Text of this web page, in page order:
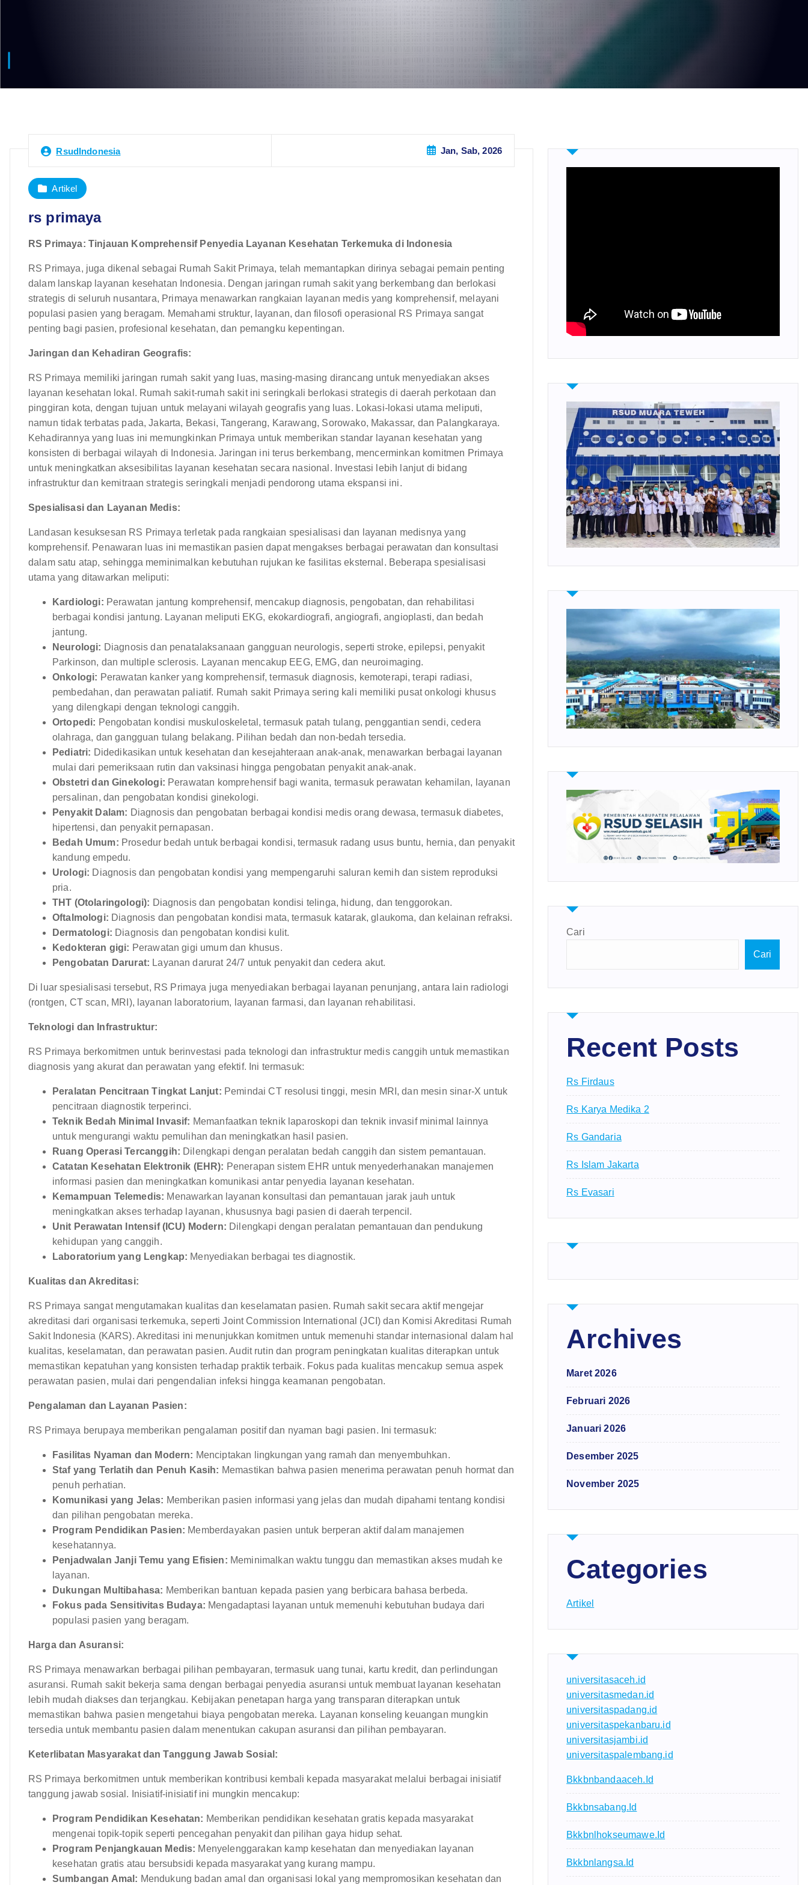
RsudIndonesia Jan, Sab, 2026
Artikel
rs primaya
RS Primaya: Tinjauan Komprehensif Penyedia Layanan Kesehatan Terkemuka di Indonesia
RS Primaya, juga dikenal sebagai Rumah Sakit Primaya, telah memantapkan dirinya sebagai pemain penting
dalam lanskap layanan kesehatan Indonesia. Dengan jaringan rumah sakit yang berkembang dan berlokasi
strategis di seluruh nusantara, Primaya menawarkan rangkaian layanan medis yang komprehensif, melayani
populasi pasien yang beragam. Memahami struktur, layanan, dan filosofi operasional RS Primaya sangat
penting bagi pasien, profesional kesehatan, dan pemangku kepentingan.
Jaringan dan Kehadiran Geografis:
RS Primaya memiliki jaringan rumah sakit yang luas, masing-masing dirancang untuk menyediakan akses
layanan kesehatan lokal. Rumah sakit-rumah sakit ini seringkali berlokasi strategis di daerah perkotaan dan
pinggiran kota, dengan tujuan untuk melayani wilayah geografis yang luas. Lokasi-lokasi utama meliputi,
namun tidak terbatas pada, Jakarta, Bekasi, Tangerang, Karawang, Sorowako, Makassar, dan Palangkaraya.
Kehadirannya yang luas ini memungkinkan Primaya untuk memberikan standar layanan kesehatan yang
konsisten di berbagai wilayah di Indonesia. Jaringan ini terus berkembang, mencerminkan komitmen Primaya
untuk meningkatkan aksesibilitas layanan kesehatan secara nasional. Investasi lebih lanjut di bidang
infrastruktur dan kemitraan strategis seringkali menjadi pendorong utama ekspansi ini.
Spesialisasi dan Layanan Medis:
Landasan kesuksesan RS Primaya terletak pada rangkaian spesialisasi dan layanan medisnya yang
komprehensif. Penawaran luas ini memastikan pasien dapat mengakses berbagai perawatan dan konsultasi
dalam satu atap, sehingga meminimalkan kebutuhan rujukan ke fasilitas eksternal. Beberapa spesialisasi
utama yang ditawarkan meliputi:
Kardiologi: Perawatan jantung komprehensif, mencakup diagnosis, pengobatan, dan rehabilitasi
berbagai kondisi jantung. Layanan meliputi EKG, ekokardiografi, angiografi, angioplasti, dan bedah
jantung.
Neurologi: Diagnosis dan penatalaksanaan gangguan neurologis, seperti stroke, epilepsi, penyakit
Parkinson, dan multiple sclerosis. Layanan mencakup EEG, EMG, dan neuroimaging.
Onkologi: Perawatan kanker yang komprehensif, termasuk diagnosis, kemoterapi, terapi radiasi,
pembedahan, dan perawatan paliatif. Rumah sakit Primaya sering kali memiliki pusat onkologi khusus
yang dilengkapi dengan teknologi canggih.
Ortopedi: Pengobatan kondisi muskuloskeletal, termasuk patah tulang, penggantian sendi, cedera
olahraga, dan gangguan tulang belakang. Pilihan bedah dan non-bedah tersedia.
Pediatri: Didedikasikan untuk kesehatan dan kesejahteraan anak-anak, menawarkan berbagai layanan
mulai dari pemeriksaan rutin dan vaksinasi hingga pengobatan penyakit anak-anak.
Obstetri dan Ginekologi: Perawatan komprehensif bagi wanita, termasuk perawatan kehamilan, layanan
persalinan, dan pengobatan kondisi ginekologi.
Penyakit Dalam: Diagnosis dan pengobatan berbagai kondisi medis orang dewasa, termasuk diabetes,
hipertensi, dan penyakit pernapasan.
Bedah Umum: Prosedur bedah untuk berbagai kondisi, termasuk radang usus buntu, hernia, dan penyakit
kandung empedu.
Urologi: Diagnosis dan pengobatan kondisi yang mempengaruhi saluran kemih dan sistem reproduksi
pria.
THT (Otolaringologi): Diagnosis dan pengobatan kondisi telinga, hidung, dan tenggorokan.
Oftalmologi: Diagnosis dan pengobatan kondisi mata, termasuk katarak, glaukoma, dan kelainan refraksi.
Dermatologi: Diagnosis dan pengobatan kondisi kulit.
Kedokteran gigi: Perawatan gigi umum dan khusus.
Pengobatan Darurat: Layanan darurat 24/7 untuk penyakit dan cedera akut.
Di luar spesialisasi tersebut, RS Primaya juga menyediakan berbagai layanan penunjang, antara lain radiologi
(rontgen, CT scan, MRI), layanan laboratorium, layanan farmasi, dan layanan rehabilitasi.
Teknologi dan Infrastruktur:
RS Primaya berkomitmen untuk berinvestasi pada teknologi dan infrastruktur medis canggih untuk memastikan
diagnosis yang akurat dan perawatan yang efektif. Ini termasuk:
Peralatan Pencitraan Tingkat Lanjut: Pemindai CT resolusi tinggi, mesin MRI, dan mesin sinar-X untuk
pencitraan diagnostik terperinci.
Teknik Bedah Minimal Invasif: Memanfaatkan teknik laparoskopi dan teknik invasif minimal lainnya
untuk mengurangi waktu pemulihan dan meningkatkan hasil pasien.
Ruang Operasi Tercanggih: Dilengkapi dengan peralatan bedah canggih dan sistem pemantauan.
Catatan Kesehatan Elektronik (EHR): Penerapan sistem EHR untuk menyederhanakan manajemen
informasi pasien dan meningkatkan komunikasi antar penyedia layanan kesehatan.
Kemampuan Telemedis: Menawarkan layanan konsultasi dan pemantauan jarak jauh untuk
meningkatkan akses terhadap layanan, khususnya bagi pasien di daerah terpencil.
Unit Perawatan Intensif (ICU) Modern: Dilengkapi dengan peralatan pemantauan dan pendukung
kehidupan yang canggih.
Laboratorium yang Lengkap: Menyediakan berbagai tes diagnostik.
Kualitas dan Akreditasi:
RS Primaya sangat mengutamakan kualitas dan keselamatan pasien. Rumah sakit secara aktif mengejar
akreditasi dari organisasi terkemuka, seperti Joint Commission International (JCI) dan Komisi Akreditasi Rumah
Sakit Indonesia (KARS). Akreditasi ini menunjukkan komitmen untuk memenuhi standar internasional dalam hal
kualitas, keselamatan, dan perawatan pasien. Audit rutin dan program peningkatan kualitas diterapkan untuk
memastikan kepatuhan yang konsisten terhadap praktik terbaik. Fokus pada kualitas mencakup semua aspek
perawatan pasien, mulai dari pengendalian infeksi hingga keamanan pengobatan.
Pengalaman dan Layanan Pasien:
RS Primaya berupaya memberikan pengalaman positif dan nyaman bagi pasien. Ini termasuk:
Fasilitas Nyaman dan Modern: Menciptakan lingkungan yang ramah dan menyembuhkan.
Staf yang Terlatih dan Penuh Kasih: Memastikan bahwa pasien menerima perawatan penuh hormat dan
penuh perhatian.
Komunikasi yang Jelas: Memberikan pasien informasi yang jelas dan mudah dipahami tentang kondisi
dan pilihan pengobatan mereka.
Program Pendidikan Pasien: Memberdayakan pasien untuk berperan aktif dalam manajemen
kesehatannya.
Penjadwalan Janji Temu yang Efisien: Meminimalkan waktu tunggu dan memastikan akses mudah ke
layanan.
Dukungan Multibahasa: Memberikan bantuan kepada pasien yang berbicara bahasa berbeda.
Fokus pada Sensitivitas Budaya: Mengadaptasi layanan untuk memenuhi kebutuhan budaya dari
populasi pasien yang beragam.
Harga dan Asuransi:
RS Primaya menawarkan berbagai pilihan pembayaran, termasuk uang tunai, kartu kredit, dan perlindungan
asuransi. Rumah sakit bekerja sama dengan berbagai penyedia asuransi untuk membuat layanan kesehatan
lebih mudah diakses dan terjangkau. Kebijakan penetapan harga yang transparan diterapkan untuk
memastikan bahwa pasien mengetahui biaya pengobatan mereka. Layanan konseling keuangan mungkin
tersedia untuk membantu pasien dalam menentukan cakupan asuransi dan pilihan pembayaran.
Keterlibatan Masyarakat dan Tanggung Jawab Sosial:
RS Primaya berkomitmen untuk memberikan kontribusi kembali kepada masyarakat melalui berbagai inisiatif
tanggung jawab sosial. Inisiatif-inisiatif ini mungkin mencakup:
Program Pendidikan Kesehatan: Memberikan pendidikan kesehatan gratis kepada masyarakat
mengenai topik-topik seperti pencegahan penyakit dan pilihan gaya hidup sehat.
Program Penjangkauan Medis: Menyelenggarakan kamp kesehatan dan menyediakan layanan
kesehatan gratis atau bersubsidi kepada masyarakat yang kurang mampu.
Sumbangan Amal: Mendukung badan amal dan organisasi lokal yang mempromosikan kesehatan dan
Cari
Cari
Recent Posts
Rs Firdaus
Rs Karya Medika 2
Rs Gandaria
Rs Islam Jakarta
Rs Evasari
Archives
Maret 2026
Februari 2026
Januari 2026
Desember 2025
November 2025
Categories
Artikel
universitasaceh.id
universitasmedan.id
universitaspadang.id
universitaspekanbaru.id
universitasjambi.id
universitaspalembang.id
Bkkbnbandaaceh.id
Bkkbnsabang.id
Bkkbnlhokseumawe.id
Bkkbnlangsa.id